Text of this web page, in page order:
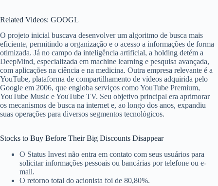
Related Videos: GOOGL
O projeto inicial buscava desenvolver um algoritmo de busca mais
eficiente, permitindo a organização e o acesso a informações de forma
otimizada. Já no campo da inteligência artificial, a holding detém a
DeepMind, especializada em machine learning e pesquisa avançada,
com aplicações na ciência e na medicina. Outra empresa relevante é a
YouTube, plataforma de compartilhamento de vídeos adquirida pelo
Google em 2006, que engloba serviços como YouTube Premium,
YouTube Music e YouTube TV. Seu objetivo principal era aprimorar
os mecanismos de busca na internet e, ao longo dos anos, expandiu
suas operações para diversos segmentos tecnológicos.
Stocks to Buy Before Their Big Discounts Disappear
O Status Invest não entra em contato com seus usuários para
solicitar informações pessoais ou bancárias por telefone ou e-
mail.
O retorno total do acionista foi de 80,80%.